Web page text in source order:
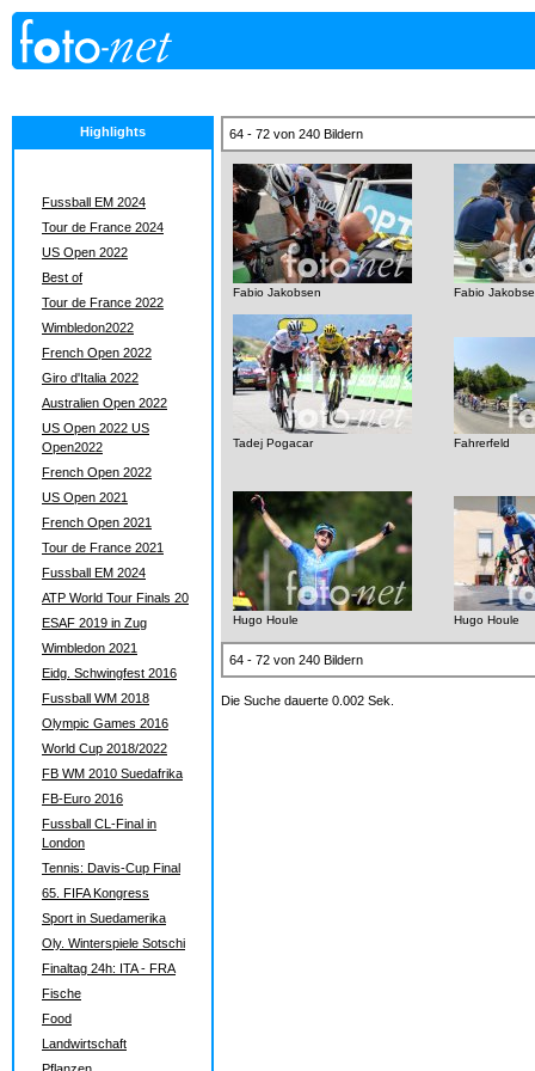
Highlights
Fussball EM 2024
Tour de France 2024
US Open 2022
Best of
Tour de France 2022
Wimbledon2022
French Open 2022
Giro d'Italia 2022
Australien Open 2022
US Open 2022 US
Open2022
French Open 2022
US Open 2021
French Open 2021
Tour de France 2021
Fussball EM 2024
ATP World Tour Finals 20
ESAF 2019 in Zug
Wimbledon 2021
Eidg. Schwingfest 2016
Fussball WM 2018
Olympic Games 2016
World Cup 2018/2022
FB WM 2010 Suedafrika
FB-Euro 2016
Fussball CL-Final in
London
Tennis: Davis-Cup Final
65. FIFA Kongress
Sport in Suedamerika
Oly. Winterspiele Sotschi
Finaltag 24h: ITA - FRA
Fische
Food
Landwirtschaft
64 - 72 von 240 Bildern
Fabio Jakobsen Fabio
Tadej Pogacar Fahrerfeld
Hugo Houle Hugo Houle
64 - 72 von 240 Bildern
Die Suche dauerte 0.002 Sek.